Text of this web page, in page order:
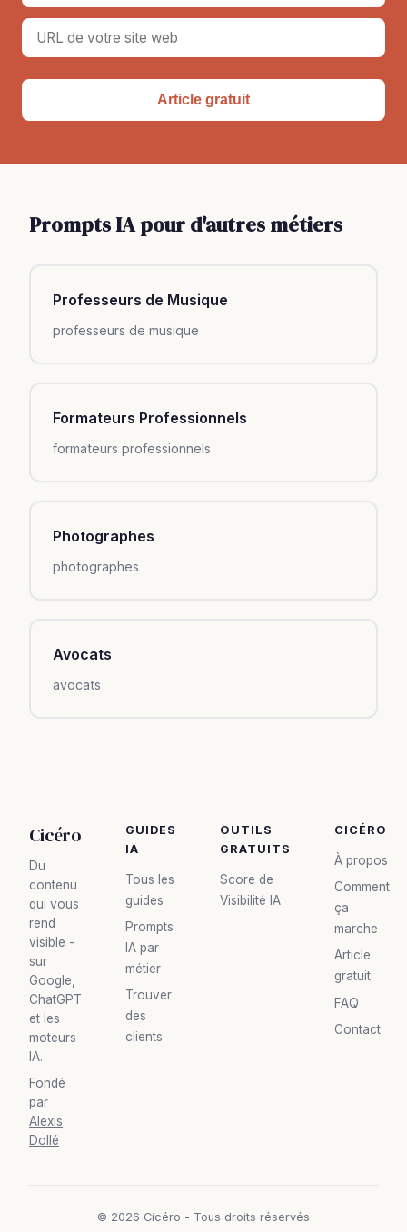
Article gratuit
Prompts IA pour d'autres métiers
Professeurs de Musique
professeurs de musique
Formateurs Professionnels
formateurs professionnels
Photographes
photographes
Avocats
avocats
Cicéro
Du
contenu
qui vous
rend
visible -
sur
Google,
ChatGPT
et les
moteurs
IA.
Fondé
par
Alexis
Dollé
GUIDES
IA
Tous les
guides
Prompts
IA par
métier
Trouver
des
clients
OUTILS
GRATUITS
Score de
Visibilité IA
CICÉRO
À propos
Comment
ça
marche
Article
gratuit
FAQ
Contact
© 2026 Cicéro - Tous droits réservés